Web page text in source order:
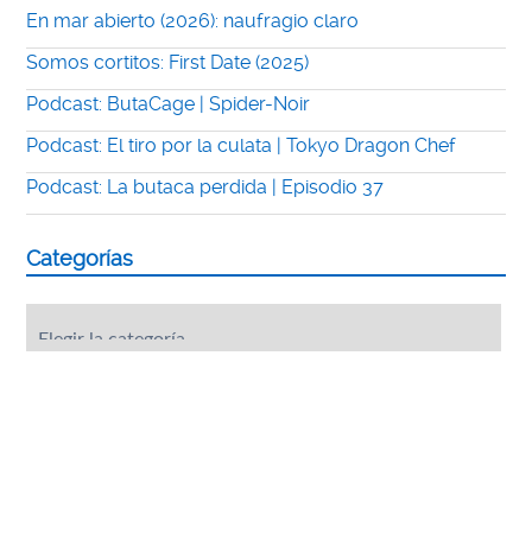
En mar abierto (2026): naufragio claro
Somos cortitos: First Date (2025)
Podcast: ButaCage | Spider-Noir
Podcast: El tiro por la culata | Tokyo Dragon Chef
Podcast: La butaca perdida | Episodio 37
Categorías